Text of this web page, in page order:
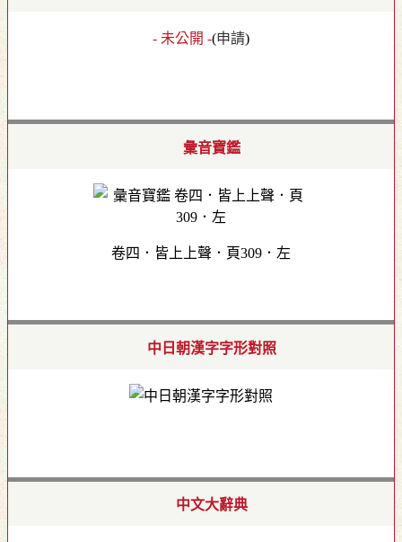
- 未公開 -(申請)
彙音寶鑑
卷四．皆上上聲．頁309．左
中日朝漢字字形對照
中文大辭典